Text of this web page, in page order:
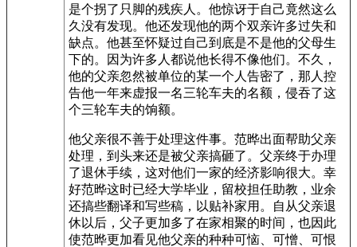
是个拐了只脚的残疾人。他惊讶于自己竟然这么
久没有发现。他还发现他的两个双亲许多过失和
缺点。他甚至怀疑过自己到底是不是他的父母生
下的。因为许多人都说他长得不像他们。不久，
他的父亲忽然被单位的某一个人告密了，那人控
告他一年来虚报一名三轮车夫的名额，侵吞了这
个三轮车夫的饷额。
他父亲很不善于处理这件事。范晔出面帮助父亲
处理，到头来还是被父亲搞砸了。父亲终于办理
了退休手续，这对他们一家的经济影响很大。幸
好范晔这时已经大学毕业，留校担任助教，业余
还搞些翻译和写些稿，以贴补家用。自从父亲退
休以后，父子更加多了在家相聚的时间，也因此
使范晔更加看见他父亲的种种可恼、可憎、可恨